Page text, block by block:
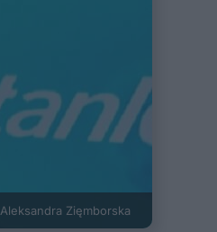
Aleksandra Zięmborska